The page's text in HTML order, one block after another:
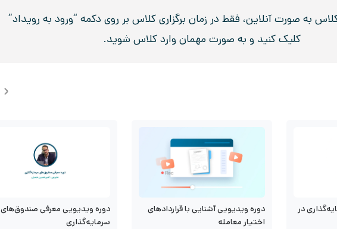
به صورت آنلاین، فقط در زمان برگزاری کلاس بر روی دکمه “ورود به رویداد”
کلیک کنید و به صورت مهمان وارد کلاس شوید.
در
دوره ویدیویی آشنایی با قراردادهای
اختیار معامله
دوره ویدیویی معرفی صندوق‌های
سرمایه‌گذاری